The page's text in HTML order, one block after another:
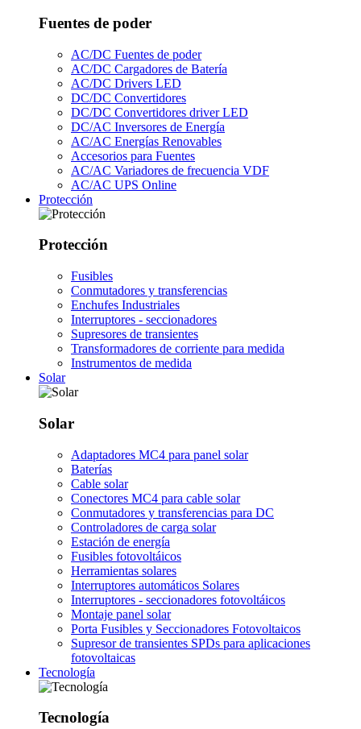
Fuentes de poder
AC/DC Fuentes de poder
AC/DC Cargadores de Batería
AC/DC Drivers LED
DC/DC Convertidores
DC/DC Convertidores driver LED
DC/AC Inversores de Energía
AC/AC Energías Renovables
Accesorios para Fuentes
AC/AC Variadores de frecuencia VDF
AC/AC UPS Online
Protección
Protección
Fusibles
Conmutadores y transferencias
Enchufes Industriales
Interruptores - seccionadores
Supresores de transientes
Transformadores de corriente para medida
Instrumentos de medida
Solar
Solar
Adaptadores MC4 para panel solar
Baterías
Cable solar
Conectores MC4 para cable solar
Conmutadores y transferencias para DC
Controladores de carga solar
Estación de energía
Fusibles fotovoltáicos
Herramientas solares
Interruptores automáticos Solares
Interruptores - seccionadores fotovoltáicos
Montaje panel solar
Porta Fusibles y Seccionadores Fotovoltaicos
Supresor de transientes SPDs para aplicaciones
fotovoltaicas
Tecnología
Tecnología